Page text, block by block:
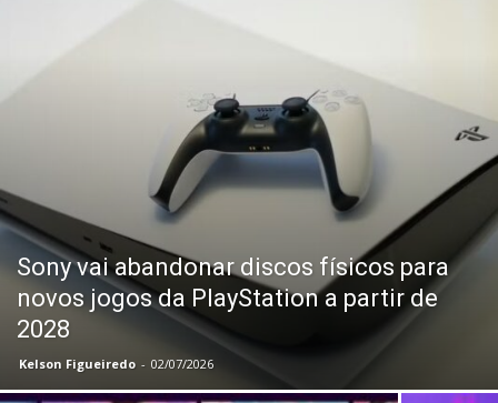
Sony vai abandonar discos físicos para
novos jogos da PlayStation a partir de
2028
Kelson Figueiredo - 02/07/2026